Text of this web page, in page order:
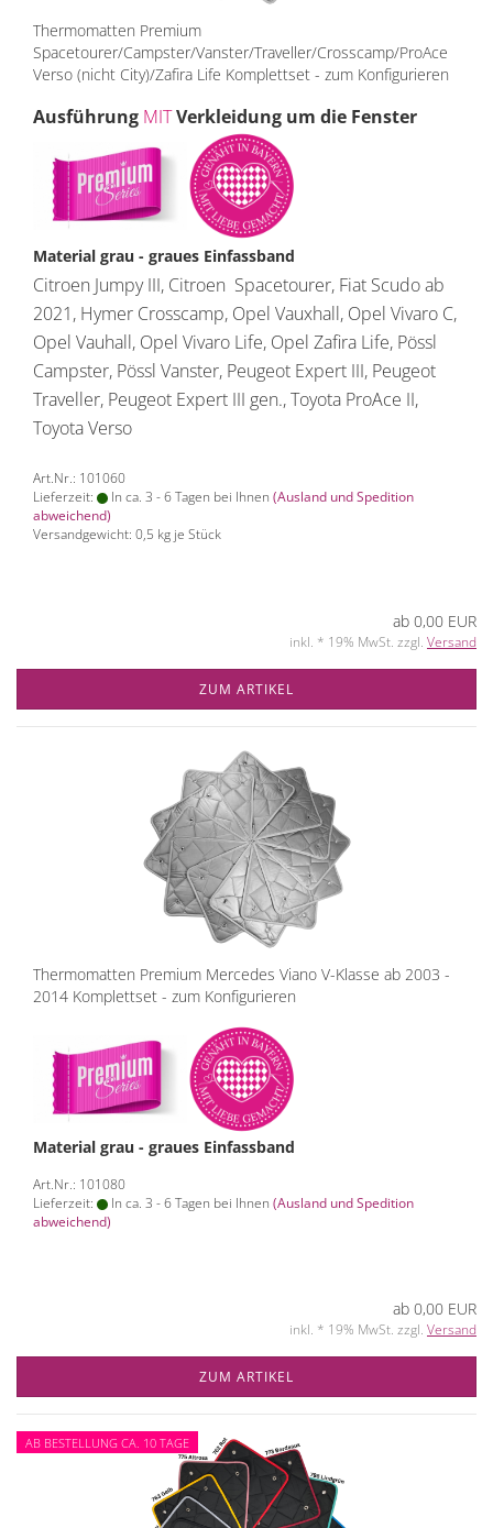
Thermomatten Premium
Spacetourer/Campster/Vanster/Traveller/Crosscamp/ProAce
Verso (nicht City)/Zafira Life Komplettset - zum Konfigurieren
Ausführung MITVerkleidung um die Fenster
Material grau - graues Einfassband
Citroen Jumpy III, Citroen Spacetourer, Fiat Scudo ab
2021, Hymer Crosscamp, Opel Vauxhall, Opel Vivaro C,
Opel Vauhall, Opel Vivaro Life, Opel Zafira Life, Pössl
Campster, Pössl Vanster, Peugeot Expert III, Peugeot
Traveller, Peugeot Expert III gen., Toyota ProAce II,
Toyota Verso
Art.Nr.: 101060
Lieferzeit:
In ca. 3 - 6 Tagen bei Ihnen (Ausland und Spedition
abweichend)
Versandgewicht: 0,5 kg je Stück
ab 0,00 EUR
inkl. * 19% MwSt. zzgl. Versand
ZUM ARTIKEL
Thermomatten Premium Mercedes Viano V-Klasse ab 2003 -
2014 Komplettset - zum Konfigurieren
Material grau - graues Einfassband
Art.Nr.: 101080
Lieferzeit:
In ca. 3 - 6 Tagen bei Ihnen (Ausland und Spedition
abweichend)
ab 0,00 EUR
inkl. * 19% MwSt. zzgl. Versand
ZUM ARTIKEL
AB BESTELLUNG CA. 10 TAGE